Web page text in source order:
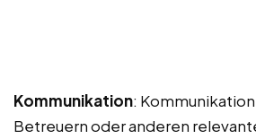
Kommunikation:
Betreuern oder anderen